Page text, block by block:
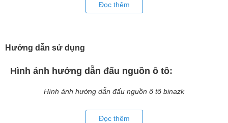
Đọc thêm
Hướng dẫn sử dụng
Hình ảnh hướng dẫn đấu nguồn ô tô:
Hình ảnh hướng dẫn đấu nguồn ô tô binazk
Đọc thêm